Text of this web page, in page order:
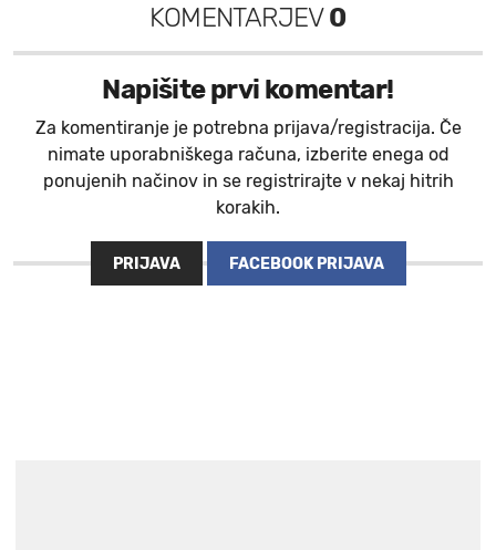
KOMENTARJEV0
Napišite prvi komentar!
Za komentiranje je potrebna prijava/registracija. Če
nimate uporabniškega računa, izberite enega od
ponujenih načinov in se registrirajte v nekaj hitrih
korakih.
PRIJAVA FACEBOOK PRIJAVA